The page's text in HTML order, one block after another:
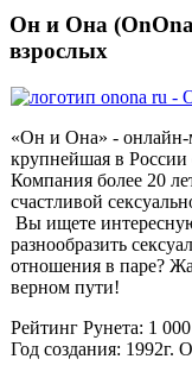
Он и Она
взрослых
«Он и Она» -
крупнейшая в России
Компания более 20
счастливой
Вы ищете
разнообразить
отношения в паре?
верном пути!
Рейтинг Рунета: 1 000
Год создания: 1992г.